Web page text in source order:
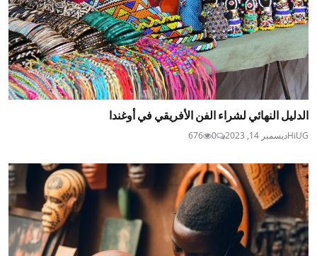
الدليل النهائي لشراء الفن الأفريقي في أوغندا
HiUGديسمبر 14, 2023 0
676